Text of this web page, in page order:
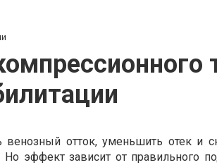
венозный отток, уменьшить отек и
эффект зависит от правильного